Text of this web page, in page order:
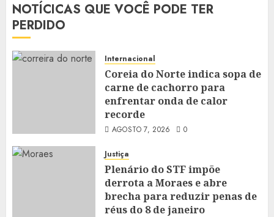
NOTÍCICAS QUE VOCÊ PODE TER
PERDIDO
Internacional
Coreia do Norte indica sopa de
carne de cachorro para
enfrentar onda de calor
recorde
AGOSTO 7, 2026 0
Justiça
Plenário do STF impõe
derrota a Moraes e abre
brecha para reduzir penas de
réus do 8 de janeiro